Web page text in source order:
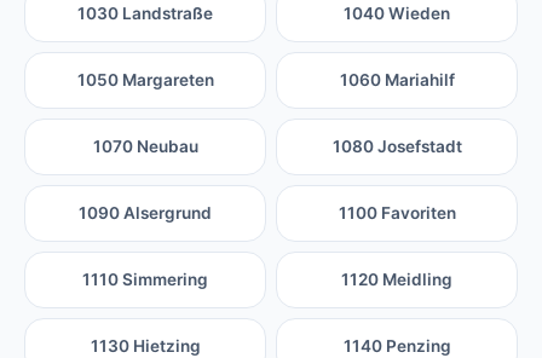
1030 Landstraße 1040 Wieden
1050 Margareten 1060 Mariahilf
1070 Neubau 1080 Josefstadt
1090 Alsergrund 1100 Favoriten
1110 Simmering 1120 Meidling
1130 Hietzing 1140 Penzing